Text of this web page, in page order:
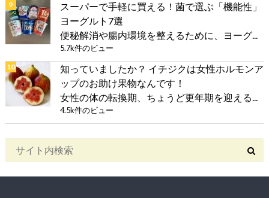
スーパーで手軽に買える！菌で選ぶ「機能性」
ヨーグルト7選
便秘解消や腸内環境を整えるために、ヨーグ...
5.7k件のビュー
知っていましたか？ イチジクは女性ホルモンア
ップのお助け果物なんです！
女性の体の転換期、ちょうど更年期を迎える...
4.5k件のビュー